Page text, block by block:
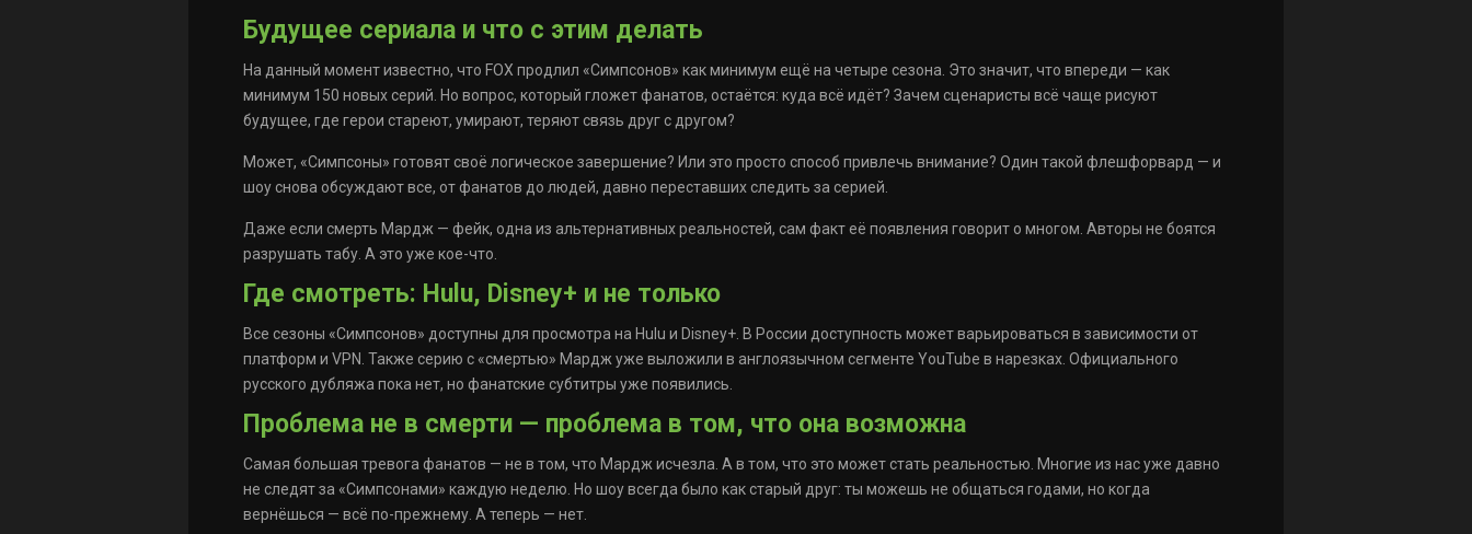
Будущее сериала и что с этим делать
На данный момент известно, что FOX продлил «Симпсонов» как минимум ещё на четыре сезона. Это значит, что впереди — как
минимум 150 новых серий. Но вопрос, который гложет фанатов, остаётся: куда всё идёт? Зачем сценаристы всё чаще рисуют
будущее, где герои стареют, умирают, теряют связь друг с другом?
Может, «Симпсоны» готовят своё логическое завершение? Или это просто способ привлечь внимание? Один такой флешфорвард — и
шоу снова обсуждают все, от фанатов до людей, давно переставших следить за серией.
Даже если смерть Мардж — фейк, одна из альтернативных реальностей, сам факт её появления говорит о многом. Авторы не боятся
разрушать табу. А это уже кое-что.
Где смотреть: Hulu, Disney+ и не только
Все сезоны «Симпсонов» доступны для просмотра на Hulu и Disney+. В России доступность может варьироваться в зависимости от
платформ и VPN. Также серию с «смертью» Мардж уже выложили в англоязычном сегменте YouTube в нарезках. Официального
русского дубляжа пока нет, но фанатские субтитры уже появились.
Проблема не в смерти — проблема в том, что она возможна
Самая большая тревога фанатов — не в том, что Мардж исчезла. А в том, что это может стать реальностью. Многие из нас уже давно
не следят за «Симпсонами» каждую неделю. Но шоу всегда было как старый друг: ты можешь не общаться годами, но когда
вернёшься — всё по-прежнему. А теперь — нет.